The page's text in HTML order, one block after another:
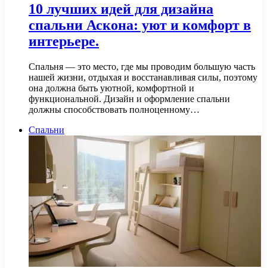
10 лучших идей для дизайна
спальни Аскона: уют и комфорт в
интерьере.
Спальня — это место, где мы проводим большую часть
нашей жизни, отдыхая и восстанавливая силы, поэтому
она должна быть уютной, комфортной и
функциональной. Дизайн и оформление спальни
должны способствовать полноценному…
Спальни